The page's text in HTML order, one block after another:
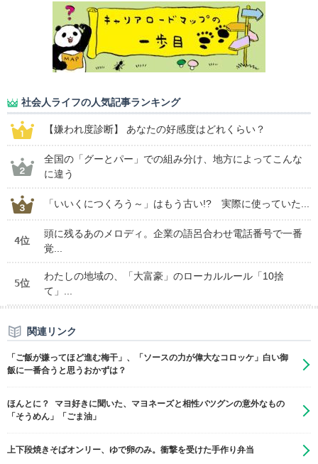
社会人ライフの人気記事ランキング
【嫌われ度診断】 あなたの好感度はどれくらい？
全国の「グーとパー」での組み分け、地方によってこんな
に違う
「いいくにつくろう～」はもう古い!? 実際に使っていた...
4位
頭に残るあのメロディ。企業の語呂合わせ電話番号で一番
覚...
5位
わたしの地域の、「大富豪」のローカルルール「10捨
て」...
関連リンク
「ご飯が嫌ってほど進む梅干」、「ソースの力が偉大なコロッケ」白い御
飯に一番合うと思うおかずは？
ほんとに？ マヨ好きに聞いた、マヨネーズと相性バツグンの意外なもの
「そうめん」「ごま油」
上下段焼きそばオンリー、ゆで卵のみ。衝撃を受けた手作り弁当